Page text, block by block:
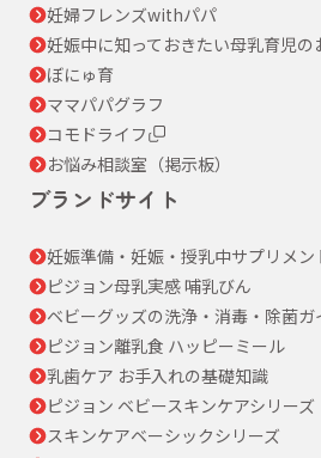
妊婦フレンズwithパパ
妊娠中に知っておきたい母乳育児の
ぼにゅ育
ママパパグラフ
コモドライフ
お悩み相談室（掲示板）
ブランドサイト
妊娠準備・妊娠・授乳中サプリメン
ピジョン母乳実感 哺乳びん
ベビーグッズの洗浄・消毒・除菌ガ
ピジョン離乳食 ハッピーミール
乳歯ケア お手入れの基礎知識
ピジョン ベビースキンケアシリーズ
スキンケアベーシックシリーズ